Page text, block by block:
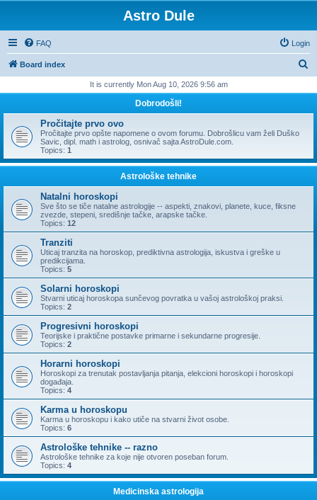
Astro Dule
FAQ Login
Board index
r
It is currently Mon Aug 10, 2026 9:56 am
Dobrodošli!
Pročitajte prvo ovo
Pročitajte prvo opšte napomene o ovom forumu. Dobrošlicu vam želi Duško
Savic, dipl. math i astrolog, osnivač sajta AstroDule.com.
Topics: 1
Astrološke tehnike
Natalni horoskopi
Sve što se tiče natalne astrologije -- aspekti, znakovi, planete, kuce, fiksne
zvezde, stepeni, središnje tačke, arapske tačke.
Topics: 12
Tranziti
Uticaj tranzita na horoskop, prediktivna astrologija, iskustva i greške u
predikcijama.
Topics: 5
Solarni horoskopi
Stvarni uticaj horoskopa sunčevog povratka u vašoj astrološkoj praksi.
Topics: 2
Progresivni horoskopi
Teorijske i praktične postavke primarne i sekundarne progresije.
Topics: 2
Horarni horoskopi
Horoskopi za trenutak postavljanja pitanja, elekcioni horoskopi i horoskopi
događaja.
Topics: 4
Karma u horoskopu
Karma u horoskopu i kako utiče na stvarni život osobe.
Topics: 6
Astrološke tehnike -- razno
Astrološke tehnike za koje nije otvoren poseban forum.
Topics: 4
Medicinska astrologija